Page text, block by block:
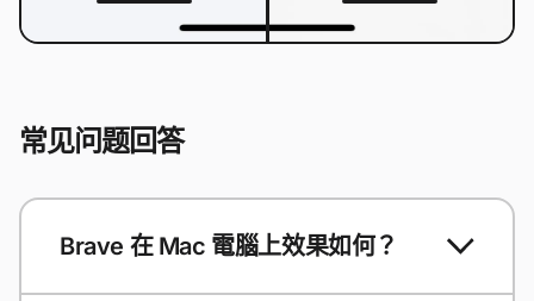
常见问题回答
Brave 在 Mac 電腦上效果如何？